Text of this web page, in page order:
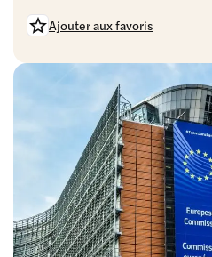
Ajouter aux favoris